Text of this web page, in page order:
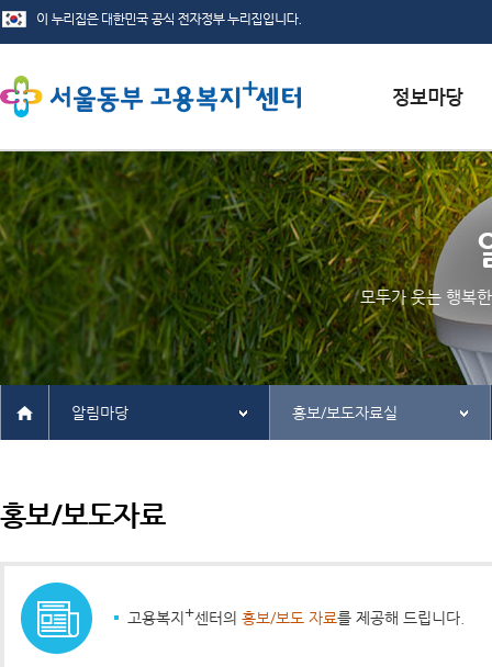
서식자료실
채용정보
인재정보
관련사이트
모두가 웃는 행복
알림마당 홍보/보도자료실
홍보/보도자료
고용복지 +센터의 홍보/보도 자료를 제공해 드립니다.